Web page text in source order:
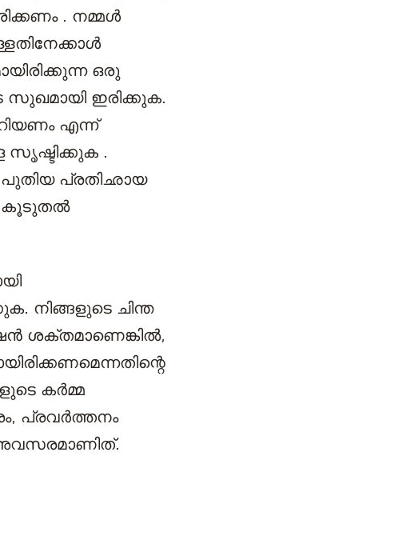
. നമ്മൾ
ഒരു
സുഖമായി ഇരിക്കുക.
എന്ന്
സൃഷ്ടിക്കുക .
പുതിയ പ്രതിഛായ
കൂടുതൽ
നിങ്ങളുടെ ചിന്ത
ശക്തമാണെങ്കിൽ,
കർമ്മ
പ്രവർത്തനം
അവസരമാണിത്.